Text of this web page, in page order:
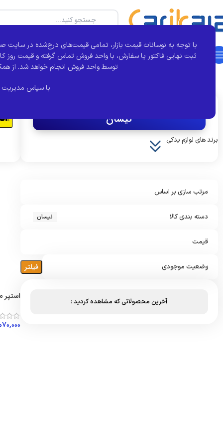
با توجه به نوسانات قیمت بازار، تمامی قیمت‌های درج‌شده در سایت
ثبت نهایی فاکتور یا سفارش، با واحد فروش تماس گرفته و قیمت روز
توسط واحد فروش انجام خواهد شد. از
با سپاس
دسته بندی محصولات خانهبجورتماس با مادرباره کارآی کالا مقالات
نیسان
برند های لوازم یدکی
مرتب سازی بر اساس
دسته بندی کالا نیسان
قیمت
وضعیت موجودی فیلتر
آخرین محصولاتی که مشاهده کردید :
استپر